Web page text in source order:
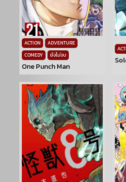
ACTION
ADVENTURE
COMEDY
ยังไม่จบ
One Punch Man